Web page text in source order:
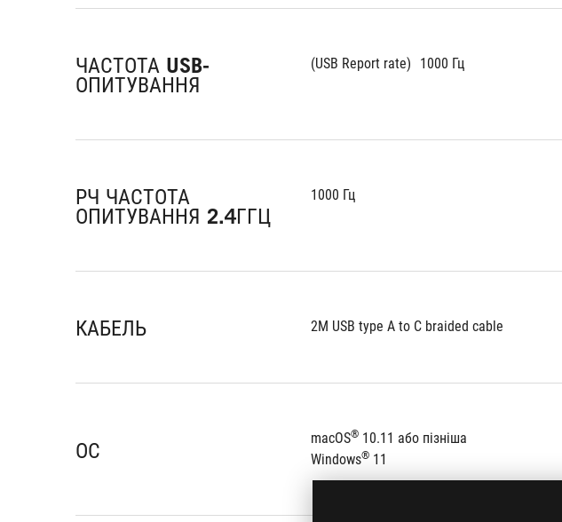
ЧАСТОТА USB-
ОПИТУВАННЯ
(USB Report rate) 1000 Гц
РЧ ЧАСТОТА
ОПИТУВАННЯ 2.4ГГЦ
1000 Гц
КАБЕЛЬ 2M USB type A to C braided cable
ОС macOS® 10.11 або пізніша
Windows® 11